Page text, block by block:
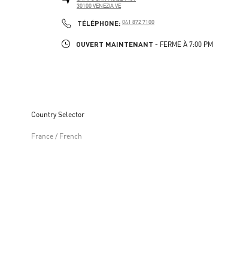
30100VENEZIAVE
TÉLÉPHONE: PHONE
041 872 7100
OUVERT MAINTENANT - FERME À 7:00 PM
Country Selector
France / French